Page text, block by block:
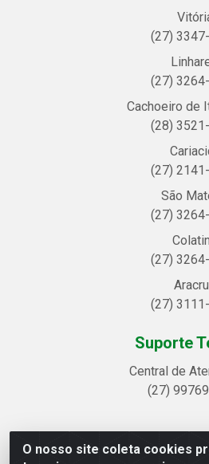
O nosso site coleta cookies
(27)
(27)
Cachoeiro de
(28)
(27)
São
(27)
(27)
(27)
Suporte
Central de
(27)
Linhavix Distribuidora LTDA -